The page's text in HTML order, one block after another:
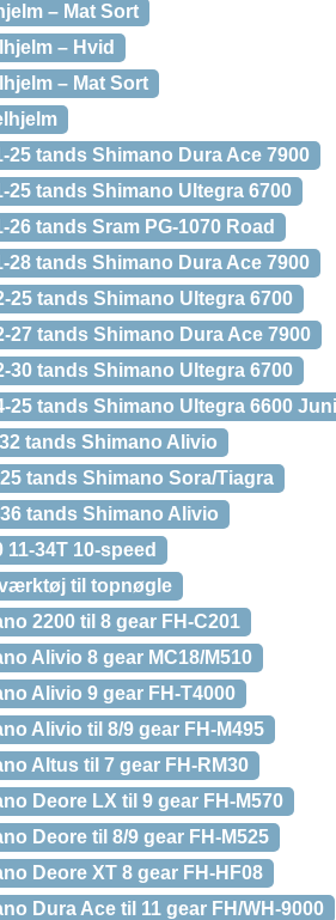
– Mat Sort
– Hvid
– Mat Sort
25 tands Shimano Dura Ace 7900
25 tands Shimano Ultegra 6700
26 tands Sram PG-1070 Road
28 tands Shimano Dura Ace 7900
25 tands Shimano Ultegra 6700
27 tands Shimano Dura Ace 7900
30 tands Shimano Ultegra 6700
25 tands Shimano Ultegra 6600
tands Shimano Alivio
tands Shimano Sora/Tiagra
tands Shimano Alivio
11-34T 10-speed
til topnøgle
2200 til 8 gear FH-C201
Alivio 8 gear MC18/M510
Alivio 9 gear FH-T4000
Alivio til 8/9 gear FH-M495
Altus til 7 gear FH-RM30
Deore LX til 9 gear FH-M570
Deore til 8/9 gear FH-M525
Deore XT 8 gear FH-HF08
Dura Ace til 11 gear FH/WH-9000